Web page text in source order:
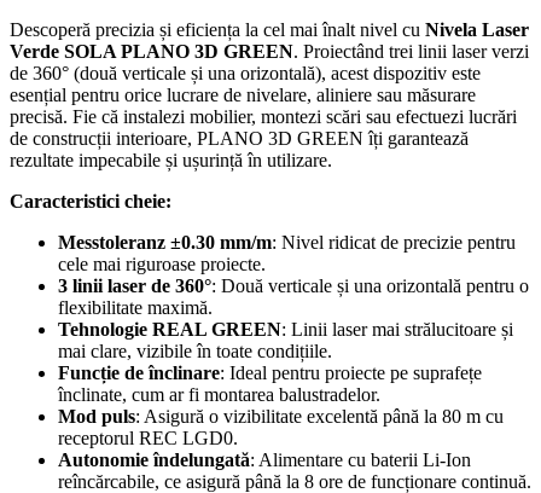
Descoperă precizia și eficiența la cel mai înalt nivel cu Nivela Laser
Verde SOLA PLANO 3D GREEN. Proiectând trei linii laser verzi
de 360° (două verticale și una orizontală), acest dispozitiv este
esențial pentru orice lucrare de nivelare, aliniere sau măsurare
precisă. Fie că instalezi mobilier, montezi scări sau efectuezi lucrări
de construcții interioare, PLANO 3D GREEN îți garantează
rezultate impecabile și ușurință în utilizare.
Caracteristici cheie:
Messtoleranz ±0.30 mm/m: Nivel ridicat de precizie pentru
cele mai riguroase proiecte.
3 linii laser de 360°: Două verticale și una orizontală pentru o
flexibilitate maximă.
Tehnologie REAL GREEN: Linii laser mai strălucitoare și
mai clare, vizibile în toate condițiile.
Funcție de înclinare: Ideal pentru proiecte pe suprafețe
înclinate, cum ar fi montarea balustradelor.
Mod puls: Asigură o vizibilitate excelentă până la 80 m cu
receptorul REC LGD0.
Autonomie îndelungată: Alimentare cu baterii Li-Ion
reîncărcabile, ce asigură până la 8 ore de funcționare continuă.